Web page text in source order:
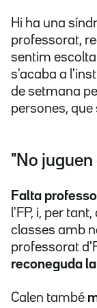
Hi ha una
professorat,
sentim
s'acaba a
de setmana
persones, que
"No juguen
Falta
l'FP, i, per
classes amb
professorat
reconeguda
Calen també